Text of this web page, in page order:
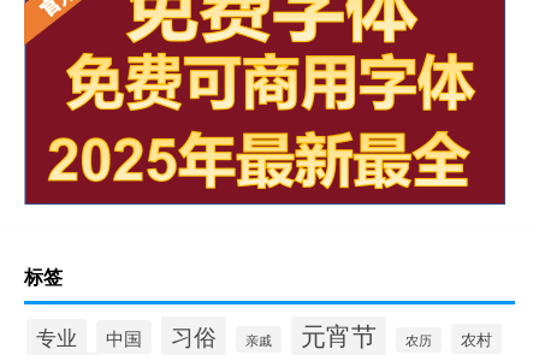
标签
专业 中国 习俗 亲戚 元宵节 农历 农村